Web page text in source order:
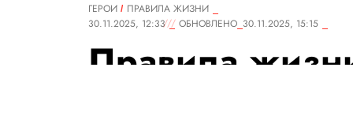
ГЕРОИ
ПРАВИЛА ЖИЗНИ
30.11.2025, 12:33
ОБНОВЛЕНО 30.11.2025, 15:15
Правила